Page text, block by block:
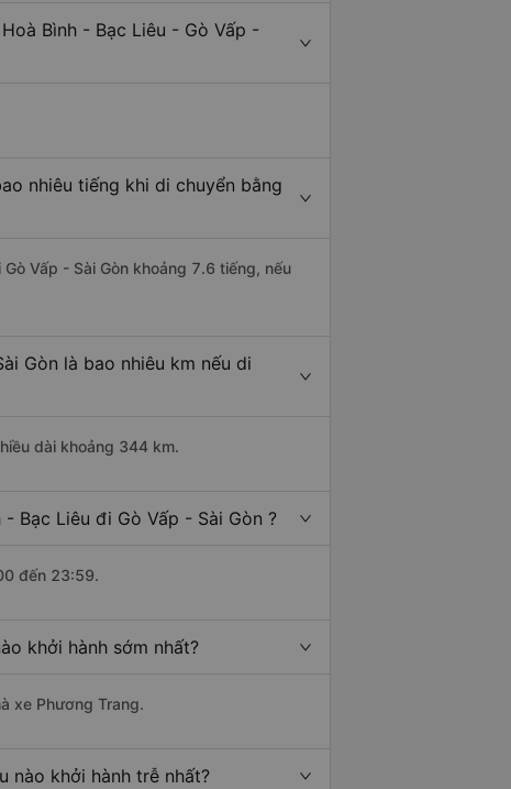
Bình - Bạc Liêu - Gò Vấp -
nhiêu tiếng khi di chuyển bằng
Vấp - Sài Gòn khoảng 7.6 tiếng, nếu
Gòn là bao nhiêu km nếu di
dài khoảng 344 km.
Bạc Liêu đi Gò Vấp - Sài Gòn ?
đến 23:59.
khởi hành sớm nhất?
xe Phương Trang.
nào khởi hành trễ nhất?